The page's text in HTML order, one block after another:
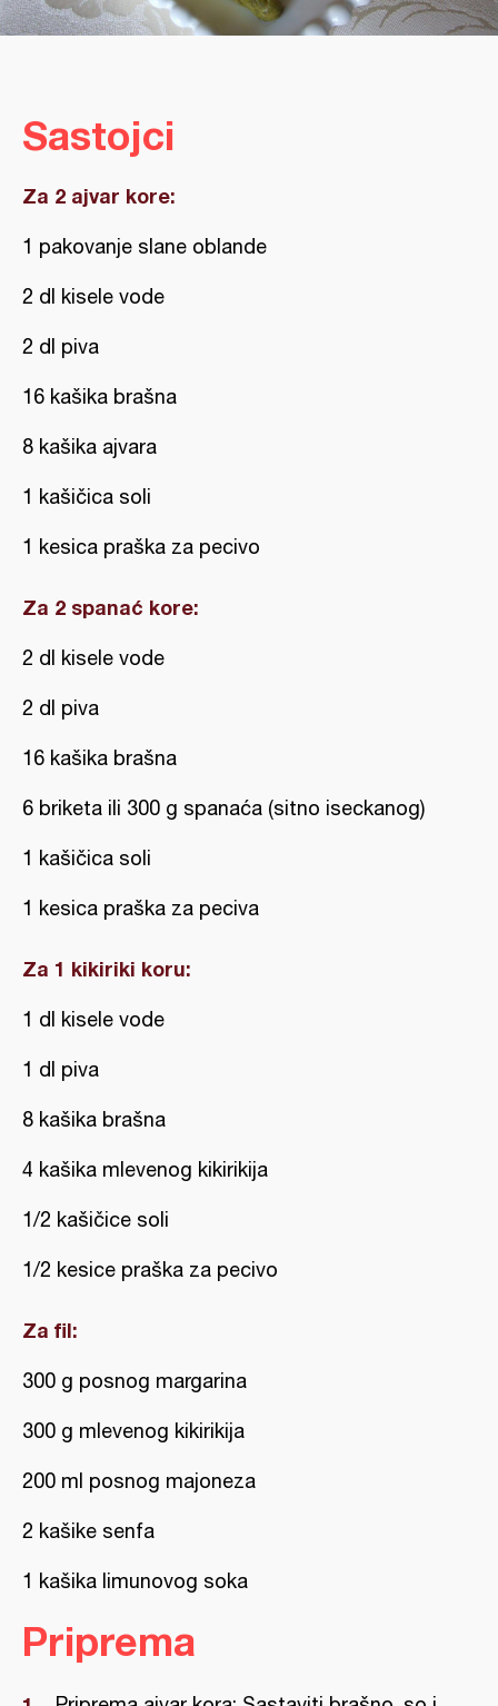
Sastojci
Za 2 ajvar kore:
1 pakovanje slane oblande
2 dl kisele vode
2 dl piva
16 kašika brašna
8 kašika ajvara
1 kašičica soli
1 kesica praška za pecivo
Za 2 spanać kore:
2 dl kisele vode
2 dl piva
16 kašika brašna
6 briketa ili 300 g spanaća (sitno iseckanog)
1 kašičica soli
1 kesica praška za peciva
Za 1 kikiriki koru:
1 dl kisele vode
1 dl piva
8 kašika brašna
4 kašika mlevenog kikirikija
1/2 kašičice soli
1/2 kesice praška za pecivo
Za fil:
300 g posnog margarina
300 g mlevenog kikirikija
200 ml posnog majoneza
2 kašike senfa
1 kašika limunovog soka
Priprema